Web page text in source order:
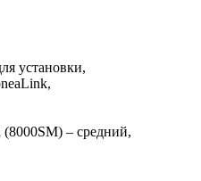
установки,
– средний,